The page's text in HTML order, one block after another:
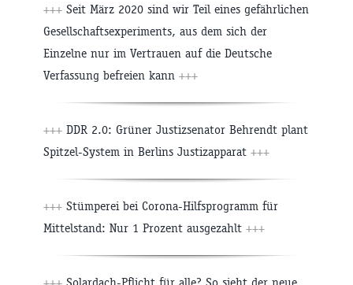
+++ Seit März 2020 sind wir Teil eines gefährlichen
Gesellschaftsexperiments, aus dem sich der
Einzelne nur im Vertrauen auf die Deutsche
Verfassung befreien kann +++
+++ DDR 2.0: Grüner Justizsenator Behrendt plant
Spitzel-System in Berlins Justizapparat +++
+++ Stümperei bei Corona-Hilfsprogramm für
Mittelstand: Nur 1 Prozent ausgezahlt +++